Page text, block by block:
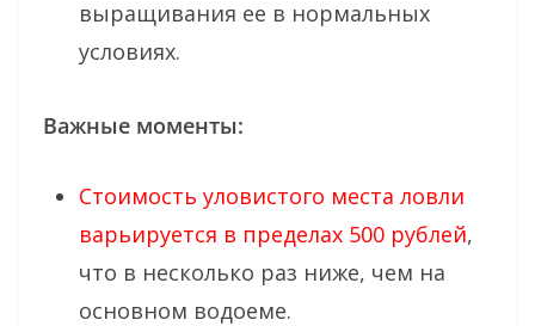
выращивания ее в нормальных
условиях.
Важные моменты:
Стоимость уловистого места ловли
варьируется в пределах 500 рублей,
что в несколько раз ниже, чем на
основном водоеме.